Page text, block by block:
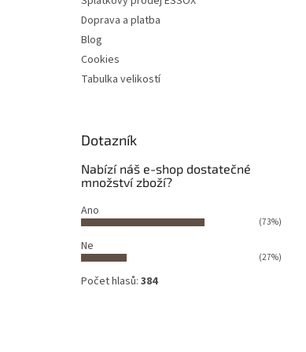
Doprava a platba
Blog
Cookies
Tabulka velikostí
Dotazník
Nabízí náš e-shop dostatečné
množství zboží?
Ano
(73%)
Ne
(27%)
Počet hlasů: 384